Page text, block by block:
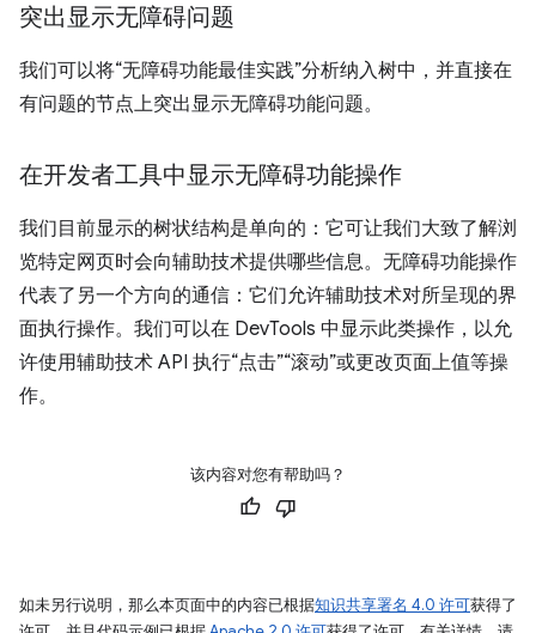
突出显示无障碍问题
我们可以将“无障碍功能最佳实践”分析纳入树中，并直接在
有问题的节点上突出显示无障碍功能问题。
在开发者工具中显示无障碍功能操作
我们目前显示的树状结构是单向的：它可让我们大致了解浏
览特定网页时会向辅助技术提供哪些信息。无障碍功能操作
代表了另一个方向的通信：它们允许辅助技术对所呈现的界
面执行操作。我们可以在 DevTools 中显示此类操作，以允
许使用辅助技术 API 执行“点击”“滚动”或更改页面上值等操
作。
该内容对您有帮助吗？
如未另行说明，那么本页面中的内容已根据知识共享署名 4.0 许可获得了